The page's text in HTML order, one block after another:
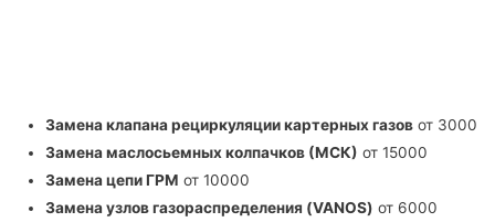
Замена клапана рециркуляции картерных газов от 3000
Замена маслосьемных колпачков (МСК) от 15000
Замена цепи ГРМ от 10000
Замена узлов газораспределения (VANOS) от 6000